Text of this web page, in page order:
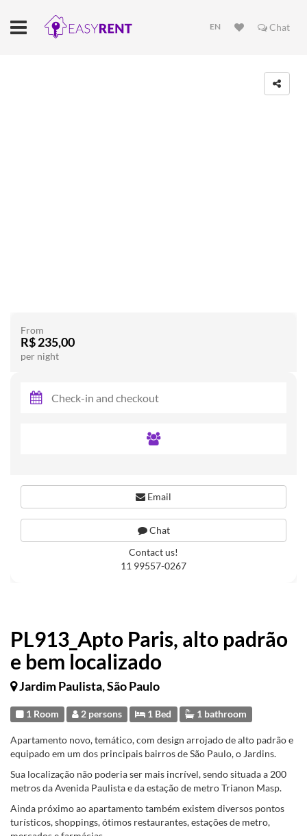
EN Chat
PL913_Apto Paris, alto padrão
e bem localizado
Jardim Paulista, São Paulo
1 Room 2 persons 1 Bed 1 bathroom
Apartamento novo, temático, com design arrojado de alto padrão e
equipado em um dos principais bairros de São Paulo, o Jardins.
Sua localização não poderia ser mais incrível, sendo situada a 200
metros da Avenida Paulista e da estação de metro Trianon Masp.
Ainda próximo ao apartamento também existem diversos pontos
turísticos, shoppings, ótimos restaurantes, estações de metro,
From
R$ 235,00
per night
Email
Chat
Contact us!
11 99557-0267